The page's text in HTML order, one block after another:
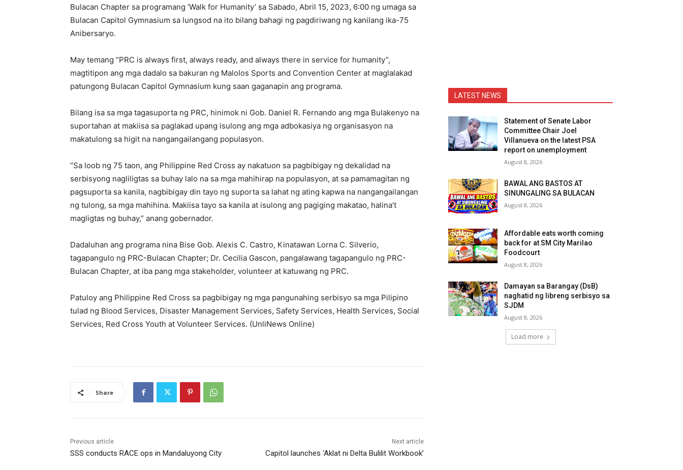
Bulacan Chapter sa programang ‘Walk for Humanity’ sa Sabado, Abril 15, 2023, 6:00 ng umaga sa
Bulacan Capitol Gymnasium sa lungsod na ito bilang bahagi ng pagdiriwang ng kanilang ika-75
Anibersaryo.
May temang “PRC is always first, always ready, and always there in service for humanity”,
magtitipon ang mga dadalo sa bakuran ng Malolos Sports and Convention Center at maglalakad
patungong Bulacan Capitol Gymnasium kung saan gaganapin ang programa.
Bilang isa sa mga tagasuporta ng PRC, hinimok ni Gob. Daniel R. Fernando ang mga Bulakenyo na
suportahan at makiisa sa paglakad upang isulong ang mga adbokasiya ng organisasyon na
makatulong sa higit na nangangailangang populasyon.
“Sa loob ng 75 taon, ang Philippine Red Cross ay nakatuon sa pagbibigay ng dekalidad na
serbisyong nagliligtas sa buhay lalo na sa mga mahihirap na populasyon, at sa pamamagitan ng
pagsuporta sa kanila, nagbibigay din tayo ng suporta sa lahat ng ating kapwa na nangangailangan
ng tulong, sa mga mahihina. Makiisa tayo sa kanila at isulong ang pagiging makatao, halina’t
magligtas ng buhay,” anang gobernador.
Dadaluhan ang programa nina Bise Gob. Alexis C. Castro, Kinatawan Lorna C. Silverio,
tagapangulo ng PRC-Bulacan Chapter; Dr. Cecilia Gascon, pangalawang tagapangulo ng PRC-
Bulacan Chapter, at iba pang mga stakeholder, volunteer at katuwang ng PRC.
Patuloy ang Philippine Red Cross sa pagbibigay ng mga pangunahing serbisyo sa mga Pilipino
tulad ng Blood Services, Disaster Management Services, Safety Services, Health Services, Social
Services, Red Cross Youth at Volunteer Services. (UnliNews Online)
Share
Previous article
SSS conducts RACE ops in Mandaluyong City
Next article
Capitol launches ‘Aklat ni Delta Bulilit Workbook’
LATEST NEWS
Statement of Senate Labor
Committee Chair Joel
Villanueva on the latest PSA
report on unemployment
August 8, 2026
BAWAL ANG BASTOS AT
SINUNGALING SA BULACAN
August 8, 2026
Affordable eats worth coming
back for at SM City Marilao
Foodcourt
August 8, 2026
Damayan sa Barangay (DsB)
naghatid ng libreng serbisyo sa
SJDM
August 8, 2026
Load more